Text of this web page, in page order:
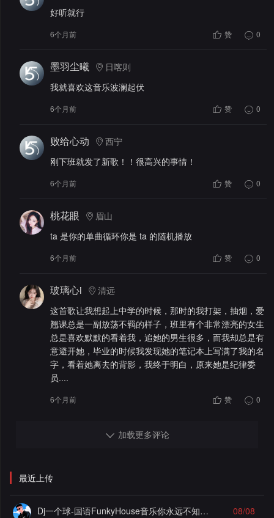
好听就行
6个月前 赞 0
墨羽尘曦
日喀则
我就喜欢这音乐波澜起伏
6个月前 赞 0
败给心动
西宁
刚下班就发了新歌！！很高兴的事情！
6个月前 赞 0
桃花眼
眉山
ta 是你的单曲循环你是 ta 的随机播放
6个月前 赞 0
玻璃心i
清远
这首歌让我想起上中学的时候，那时的我打架，抽烟，爱
翘课总是一副放荡不羁的样子，班里有个非常漂亮的女生
总是喜欢默默的看着我，追她的男生很多，而我却总是有
意避开她，毕业的时候我发现她的笔记本上写满了我的名
字，看着她离去的背影，我终于明白，原来她是纪律委
员....
6个月前 赞 0
加载更多评论
最近上传
Dj一个球-国语FunkyHouse音乐你永远不知道故乡抽离飘弹空灵鼓系列慢摇串烧NO.125 08/08